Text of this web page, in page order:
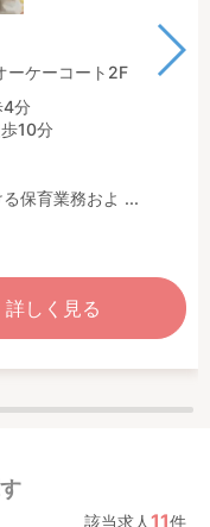
ーケーコート2F
4分
10分
保育業務およ ...
詳しく見る
該当求人11件